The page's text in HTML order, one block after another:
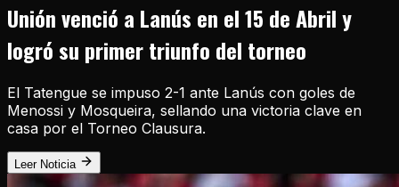
Unión venció a Lanús en el 15 de Abril y
logró su primer triunfo del torneo
El Tatengue se impuso 2-1 ante Lanús con goles de
Menossi y Mosqueira, sellando una victoria clave en
casa por el Torneo Clausura.
Leer Noticia